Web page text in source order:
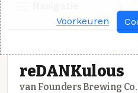
reDANKulous
van Founders Brewing Co.
Voorkeuren